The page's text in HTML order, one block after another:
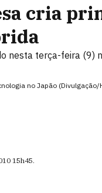
cria
nesta terça-feira (9)
no Japão (Divulgação/
15h45.